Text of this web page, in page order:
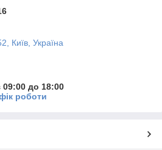
Київ, Україна
09:00 до 18:00
роботи